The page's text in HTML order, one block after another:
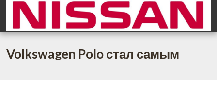
Volkswagen Polo стал самым